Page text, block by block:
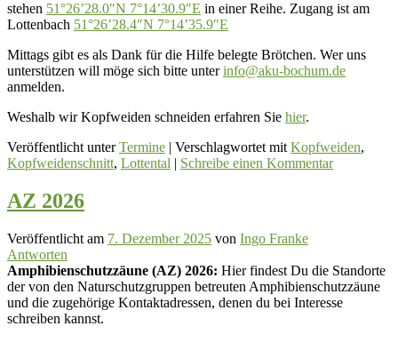
stehen 51°26’28.0″N 7°14’30.9″E in einer Reihe. Zugang ist am
Lottenbach 51°26’28.4″N 7°14’35.9″E
Mittags gibt es als Dank für die Hilfe belegte Brötchen. Wer uns
unterstützen will möge sich bitte unterinfo@aku-bochum.de
anmelden.
Weshalb wir Kopfweiden schneiden erfahren Sie hier.
Veröffentlicht unter Termine | Verschlagwortet mit Kopfweiden,
Kopfweidenschnitt, Lottental | Schreibe einen Kommentar
AZ 2026
Veröffentlicht am 7. Dezember 2025 von Ingo Franke
Antworten
Amphibienschutzzäune (AZ) 2026: Hier findest Du die Standorte
der von den Naturschutzgruppen betreuten Amphibienschutzzäune
und die zugehörige Kontaktadressen, denen du bei Interesse
schreiben kannst.